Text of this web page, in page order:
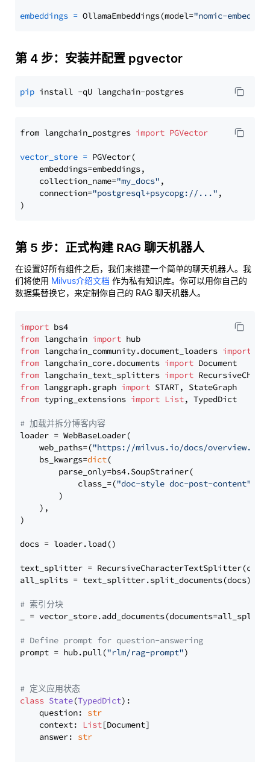
embeddings = OllamaEmbeddings(model="nomic-embed-
第 4 步：安装并配置 pgvector
pip
from langchain_postgres import PGVector
vector_store = PGVector(
    embeddings=embeddings,
    collection_name=
"my_docs" ,
    connection=
"postgresql+psycopg://..." ,
第 5 步：正式构建 RAG 聊天机器人
在设置好所有组件之后，我们来搭建一个简单的聊天机器人。我
们将使用 Milvus介绍文档 作为私有知识库。你可以用你自己的
数据集替换它，来定制你自己的 RAG 聊天机器人。
import
from langchain import
from langchain_community.document_loaders import
from langchain_core.documents import
from langchain_text_splitters import
from langgraph.graph import
from typing_extensions import List, TypedDict
# 加载并拆分博客内容
loader = WebBaseLoader(
    web_paths=(
"https://milvus.io/docs/overview.md"
    bs_kwargs=
dict(
        parse_only=bs4.SoupStrainer(
            class_=(
"doc-style doc-post-content"
        )
    ),
)
docs = loader.load()
text_splitter =
all_splits = text_splitter.split_documents(docs)
# 索引分块
_ = vector_store.add_documents(documents=all_splits)
# Define prompt for question-answering
prompt = hub.pull("rlm/rag-prompt")
# 定义应用状态
class State(TypedDict):
    question:
str
    context:
List[Document]
    answer:
str